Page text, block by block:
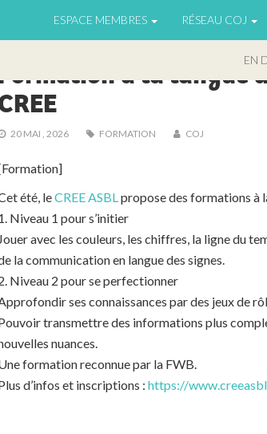
ESPACE MEMBRES RÉSEAU COJ
EN
à la langue
20 MAI , 2026 FORMATION COJ
été, leCREE ASBL propose des formations à
Niveau 1 pour s’initier
Jouer avec les couleurs, les chiffres, la ligne du
la communication en langue des signes.
Niveau 2 pour se perfectionner
ses connaissances par des jeux de
transmettre des informations plus
nuances.
formation reconnue par la FWB.
d’infos et inscriptions :https://